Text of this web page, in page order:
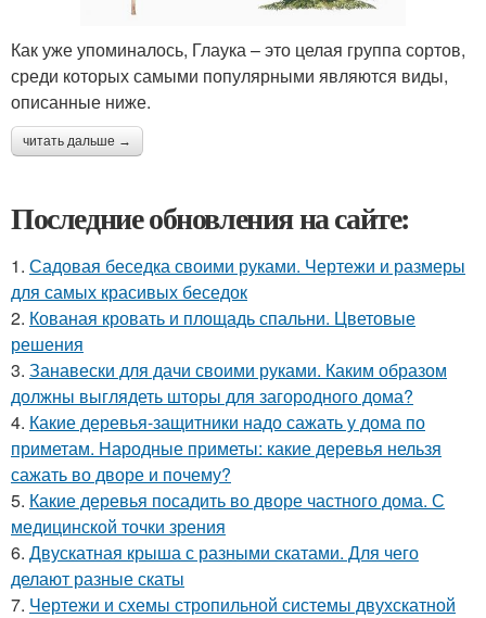
Как уже упоминалось, Глаука – это целая группа сортов,
среди которых самыми популярными являются виды,
описанные ниже.
читать дальше →
Последние обновления на сайте:
1. Садовая беседка своими руками. Чертежи и размеры
для самых красивых беседок
2. Кованая кровать и площадь спальни. Цветовые
решения
3. Занавески для дачи своими руками. Каким образом
должны выглядеть шторы для загородного дома?
4. Какие деревья-защитники надо сажать у дома по
приметам. Народные приметы: какие деревья нельзя
сажать во дворе и почему?
5. Какие деревья посадить во дворе частного дома. С
медицинской точки зрения
6. Двускатная крыша с разными скатами. Для чего
делают разные скаты
7. Чертежи и схемы стропильной системы двухскатной